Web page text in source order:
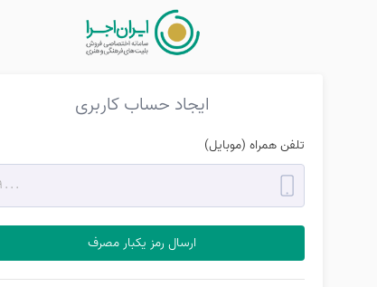
ایجاد حساب کاربری
تلفن همراه (موبایل)
ارسال رمز یکبار مصرف